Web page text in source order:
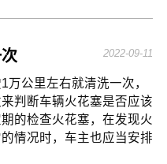
2022-09-11
万公里左右就清洗一次，
判断车辆火花塞是否应该
的检查火花塞，在发现火
情况时，车主也应当安排